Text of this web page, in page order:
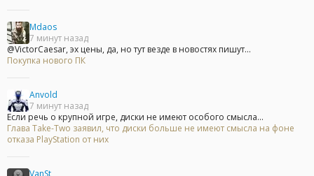
Mdaos
7 минут назад
@VictorCaesar, эх цены, да, но тут везде в новостях пишут...
Покупка нового ПК
Anvold
7 минут назад
Если речь о крупной игре, диски не имеют особого смысла...
Глава Take-Two заявил, что диски больше не имеют смысла на фоне
отказа PlayStation от них